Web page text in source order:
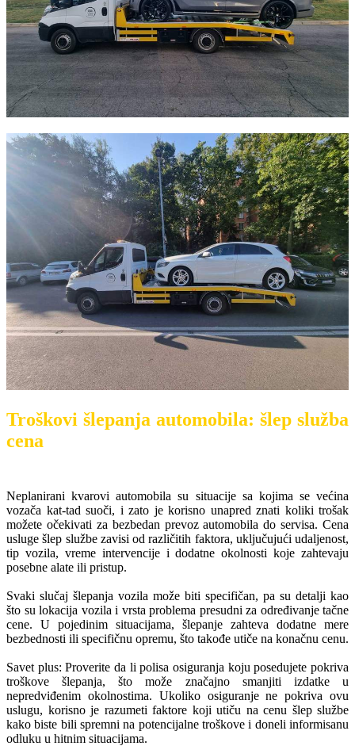
Troškovi šlepanja automobila: šlep služba
cena
Neplanirani kvarovi automobila su situacije sa kojima se većina
vozača kat-tad suoči, i zato je korisno unapred znati koliki trošak
možete očekivati za bezbedan prevoz automobila do servisa. Cena
usluge šlep službe zavisi od različitih faktora, uključujući udaljenost,
tip vozila, vreme intervencije i dodatne okolnosti koje zahtevaju
posebne alate ili pristup.
Svaki slučaj šlepanja vozila može biti specifičan, pa su detalji kao
što su lokacija vozila i vrsta problema presudni za određivanje tačne
cene. U pojedinim situacijama, šlepanje zahteva dodatne mere
bezbednosti ili specifičnu opremu, što takođe utiče na konačnu cenu.
Savet plus: Proverite da li polisa osiguranja koju posedujete pokriva
troškove šlepanja, što može značajno smanjiti izdatke u
nepredviđenim okolnostima. Ukoliko osiguranje ne pokriva ovu
uslugu, korisno je razumeti faktore koji utiču na cenu šlep službe
kako biste bili spremni na potencijalne troškove i doneli informisanu
odluku u hitnim situacijama.